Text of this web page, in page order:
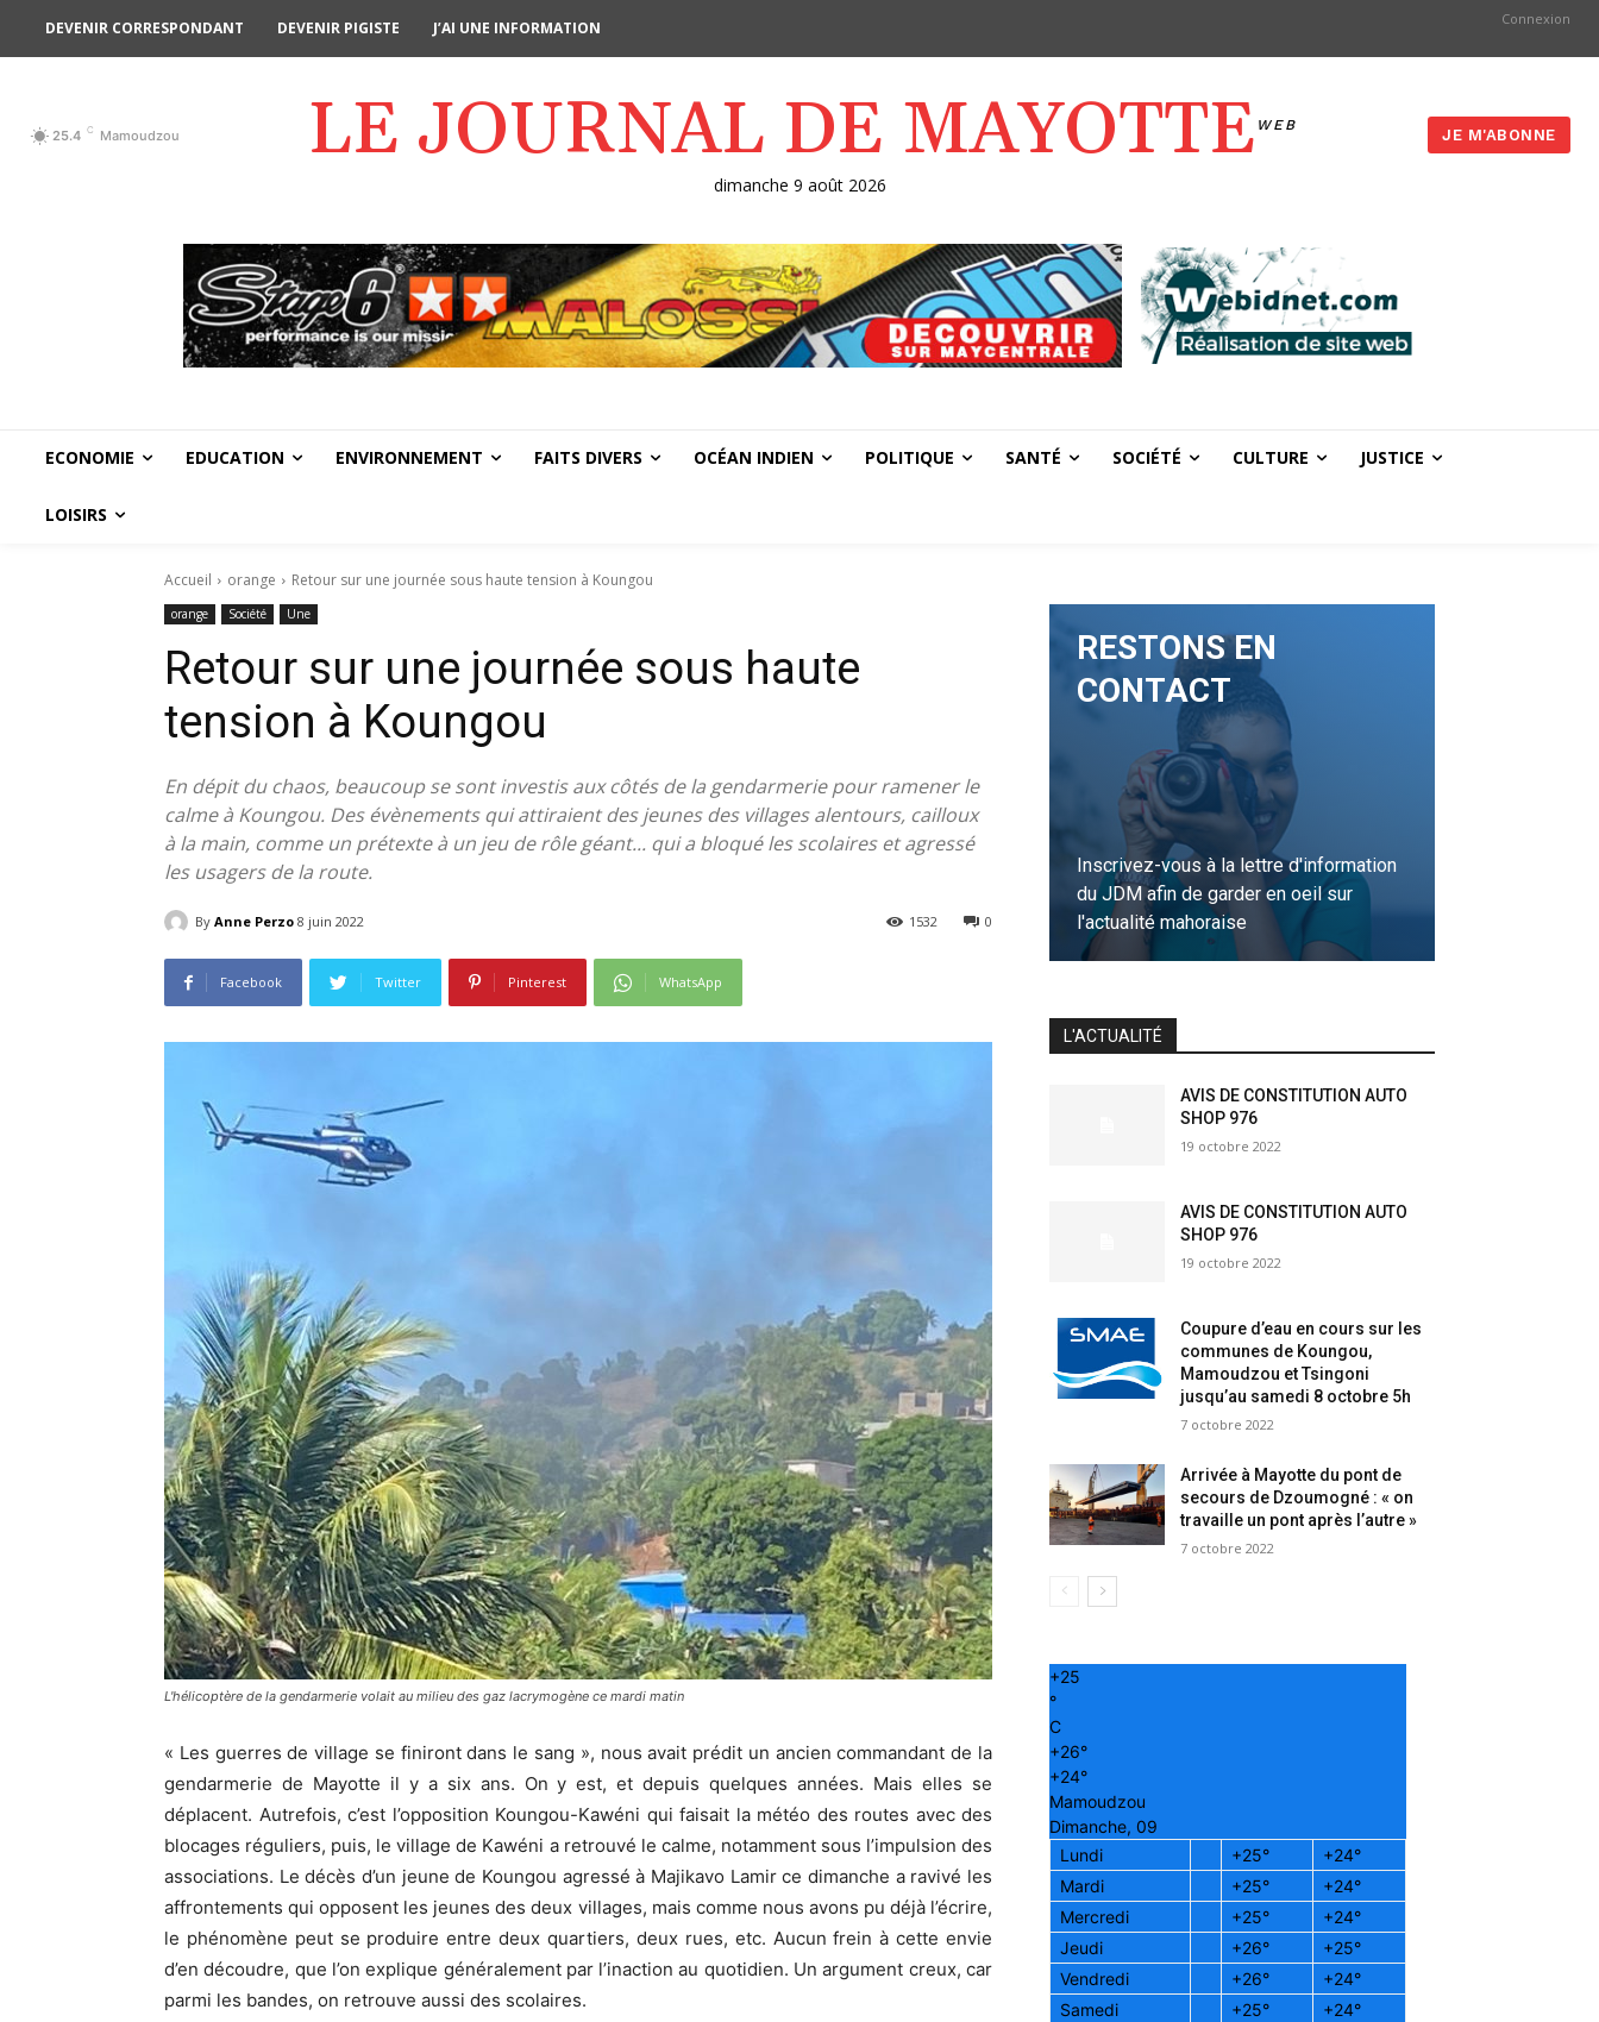
DEVENIR CORRESPONDANT DEVENIR PIGISTE J’AI UNE INFORMATION Connexion
25.4 C Mamoudzou LE JOURNAL DE MAYOTTE WEB
JE M'ABONNE
dimanche 9 août 2026
ECONOMIE EDUCATION ENVIRONNEMENT FAITS DIVERS OCÉAN INDIEN POLITIQUE SANTÉ SOCIÉTÉ CULTURE JUSTICE
LOISIRS
Accueil orange Retour sur une journée sous haute tension à Koungou
orange Société Une
Retour sur une journée sous haute
tension à Koungou
En dépit du chaos, beaucoup se sont investis aux côtés de la gendarmerie pour ramener le
calme à Koungou. Des évènements qui attiraient des jeunes des villages alentours, cailloux
à la main, comme un prétexte à un jeu de rôle géant... qui a bloqué les scolaires et agressé
les usagers de la route.
By Anne Perzo 8 juin 2022 0
1532
Facebook Twitter Pinterest WhatsApp
L'hélicoptère de la gendarmerie volait au milieu des gaz lacrymogène ce mardi matin
« Les guerres de village se finiront dans le sang », nous avait prédit un ancien commandant de la
gendarmerie de Mayotte il y a six ans. On y est, et depuis quelques années. Mais elles se
déplacent. Autrefois, c’est l’opposition Koungou-Kawéni qui faisait la météo des routes avec des
blocages réguliers, puis, le village de Kawéni a retrouvé le calme, notamment sous l’impulsion des
associations. Le décès d’un jeune de Koungou agressé à Majikavo Lamir ce dimanche a ravivé les
affrontements qui opposent les jeunes des deux villages, mais comme nous avons pu déjà l’écrire,
le phénomène peut se produire entre deux quartiers, deux rues, etc. Aucun frein à cette envie
d’en découdre, que l’on explique généralement par l’inaction au quotidien. Un argument creux, car
parmi les bandes, on retrouve aussi des scolaires.
RESTONS EN
CONTACT
Inscrivez-vous à la lettre d'information
du JDM afin de garder en oeil sur
l'actualité mahoraise
L'ACTUALITÉ
AVIS DE CONSTITUTION AUTO
SHOP 976
19 octobre 2022
AVIS DE CONSTITUTION AUTO
SHOP 976
19 octobre 2022
Coupure d’eau en cours sur les
communes de Koungou,
Mamoudzou et Tsingoni
jusqu’au samedi 8 octobre 5h
7 octobre 2022
Arrivée à Mayotte du pont de
secours de Dzoumogné : « on
travaille un pont après l’autre »
7 octobre 2022
+25
°
C
+26°
+24°
Mamoudzou
Dimanche, 09
Lundi
+25° +24°
Mardi
+25° +24°
Mercredi
+25° +24°
Jeudi
+26° +25°
Vendredi
+26° +24°
Samedi
+25° +24°